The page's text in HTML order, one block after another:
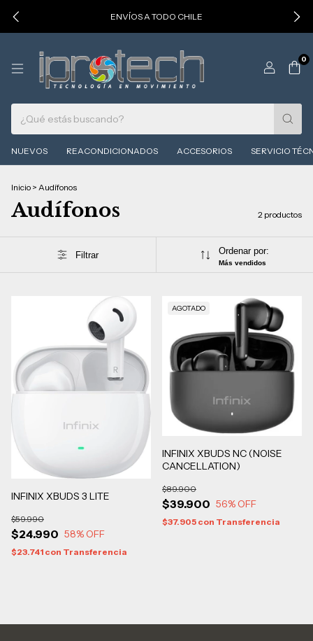
ENVÍOS A TODO CHILE
0
NUEVOS REACONDICIONADOS ACCESORIOS SERVICIO
Inicio > Audífonos
Audífonos 2 productos
Filtrar Ordenar por:
Más vendidos
INFINIX XBUDS 3 LITE
$24.990
$59.990
58% OFF
$23.741 con Transferencia
AGOTADO
INFINIX XBUDS NC (NOISE
CANCELLATION)
$39.900
$89.900
56% OFF
$37.905 con Transferencia